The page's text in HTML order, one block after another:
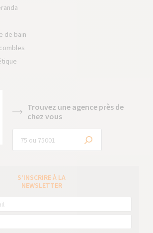
de bain
Trouvez une agence près de
chez vous
S’INSCRIRE À LA
NEWSLETTER